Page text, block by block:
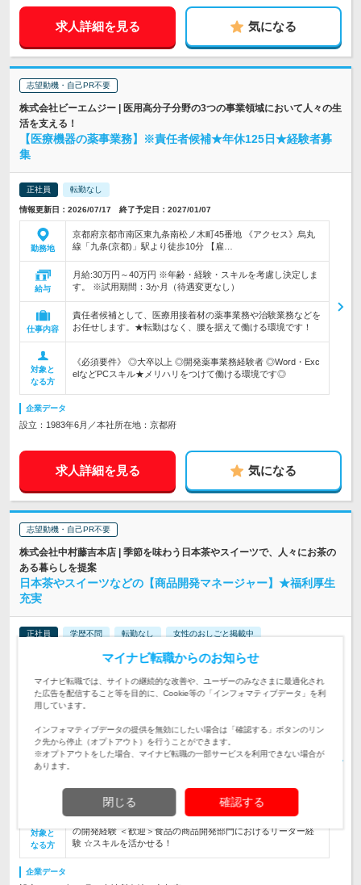
求人詳細を見る 気になる
志望動機・自己PR不要
株式会社ビーエムジー | 医用高分子分野の3つの事業領域において人々の生
活を支える！
【医療機器の薬事業務】※責任者候補★年休125日★経験者募
集
正社員 転勤なし
情報更新日：2026/07/17 終了予定日：2027/01/07
勤務地
京都府京都市南区東九条南松ノ木町45番地 《アクセス》烏丸
線「九条(京都)」駅より徒歩10分 【雇…
給与
月給:30万円～40万円 ※年齢・経験・スキルを考慮し決定しま
す。 ※試用期間：3か月（待遇変更なし）
仕事内容
責任者候補として、医療用接着材の薬事業務や治験業務などを
お任せします。★転勤はなく、腰を据えて働ける環境です！
対象と
なる方
《必須要件》 ◎大卒以上 ◎開発薬事業務経験者 ◎Word・Exc
elなどPCスキル★メリハリをつけて働ける環境です◎
企業データ
設立：1983年6月／本社所在地：京都府
求人詳細を見る 気になる
志望動機・自己PR不要
株式会社中村藤吉本店 | 季節を味わう日本茶やスイーツで、人々にお茶の
ある暮らしを提案
日本茶やスイーツなどの【商品開発マネージャー】★福利厚生
充実
正社員 学歴不問 転勤なし 女性のおしごと掲載中
情報更新日：2026/05/08 終了予定日：2026/10/29
勤務地
◆中村藤吉本店宇治工場 京都府宇治市宇治蔭山12-1 ※自社工
場・提携先工場への出張あり 【雇入れ…
給与
期間3ヶ月（待遇変更なし）
初年度の年収：420～500万円
クト管理等をお任せします。
対象と
なる方
経験を軸にキャリアアップへ！＜必須＞食品業界における商品
の開発経験 ＜歓迎＞食品の商品開発部門におけるリーダー経
験 ☆スキルを活かせる！
企業データ
マイナビ転職からのお知らせ
マイナビ転職では、サイトの継続的な改善や、ユーザーのみなさまに最適化され
た広告を配信すること等を目的に、Cookie等の「インフォマティブデータ」を利
用しています。
インフォマティブデータの提供を無効にしたい場合は「確認する」ボタンのリン
ク先から停止（オプトアウト）を行うことができます。
※オプトアウトをした場合、マイナビ転職の一部サービスを利用できない場合が
あります。
閉じる 確認する